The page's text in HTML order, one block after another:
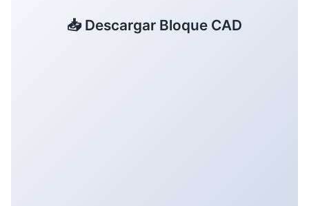
📥 Descargar Bloque CAD